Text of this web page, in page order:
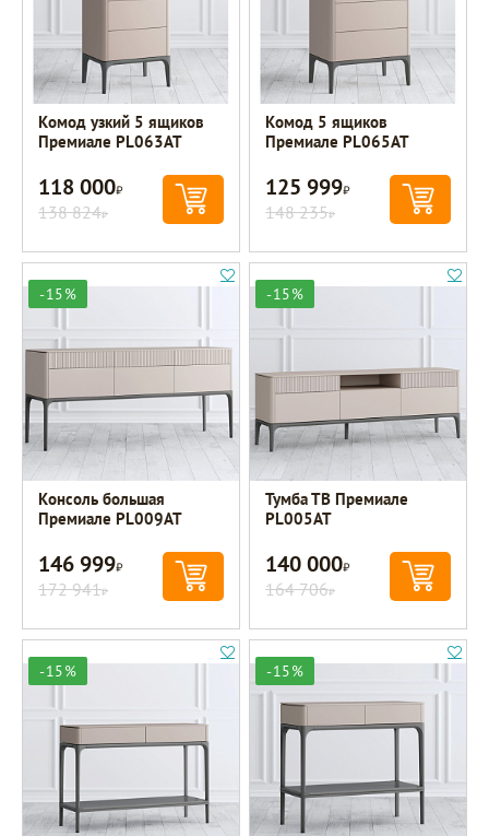
Комод узкий 5 ящиков
Премиале PL063AT
118 000Р
138 824Р
Комод 5 ящиков
Премиале PL065AT
125 999Р
148 235Р
-15%
Консоль большая
Премиале PL009AT
146 999Р
172 941Р
-15%
Тумба ТВ Премиале
PL005AT
140 000Р
164 706Р
-15% -15%